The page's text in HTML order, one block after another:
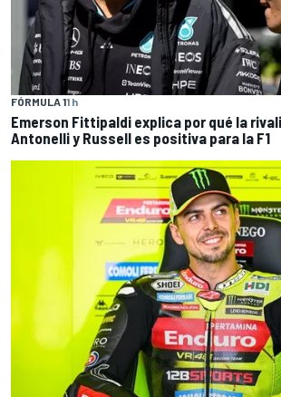
FÓRMULA 11 h
Emerson Fittipaldi explica por qué la
Antonelli y Russell es positiva para la F1